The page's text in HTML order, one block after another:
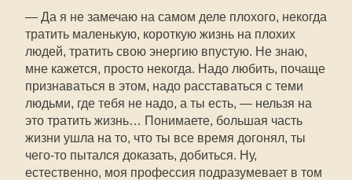
— Да я не замечаю на самом деле плохого, некогда
тратить маленькую, короткую жизнь на плохих
людей, тратить свою энергию впустую. Не знаю,
мне кажется, просто некогда. Надо любить, почаще
признаваться в этом, надо расставаться с теми
людьми, где тебя не надо, а ты есть, — нельзя на
это тратить жизнь… Понимаете, большая часть
жизни ушла на то, что ты все время догонял, ты
чего-то пытался доказать, добиться. Ну,
естественно, моя профессия подразумевает в том